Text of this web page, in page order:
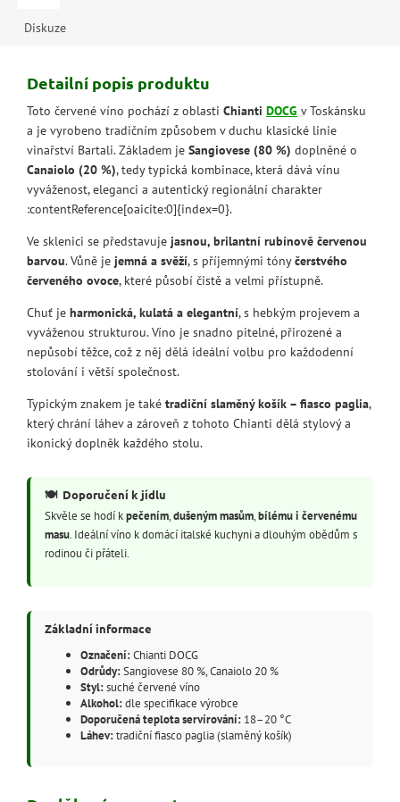
Diskuze
Detailní popis produktu
Toto červené víno pochází z oblasti Chianti DOCG v Toskánsku
a je vyrobeno tradičním způsobem v duchu klasické linie
vinařství Bartali. Základem je Sangiovese (80 %) doplněné o
Canaiolo (20 %), tedy typická kombinace, která dává vínu
vyváženost, eleganci a autentický regionální charakter
:contentReference[oaicite:0]{index=0}.
Ve sklenici se představuje jasnou, brilantní rubínově červenou
barvou. Vůně je jemná a svěží, s příjemnými tónyčerstvého
červeného ovoce, které působí čistě a velmi přístupně.
Chuť je harmonická, kulatá a elegantní, s hebkým projevem a
vyváženou strukturou. Víno je snadno pitelné, přirozené a
nepůsobí těžce, což z něj dělá ideální volbu pro každodenní
stolování i větší společnost.
Typickým znakem je také tradiční slaměný košík – fiasco paglia,
který chrání láhev a zároveň z tohoto Chianti dělá stylový a
ikonický doplněk každého stolu.
🍽️ Doporučení k jídlu
Skvěle se hodí kpečením,dušeným masům,bílému i červenému
masu. Ideální víno k domácí italské kuchyni a dlouhým obědům s
rodinou či přáteli.
Základní informace
Označení:Chianti DOCG
Odrůdy:Sangiovese 80 %, Canaiolo 20 %
Styl:suché červené víno
Alkohol:dle specifikace výrobce
Doporučená teplota servírování:18–20 °C
Láhev:tradiční fiasco paglia (slaměný košík)